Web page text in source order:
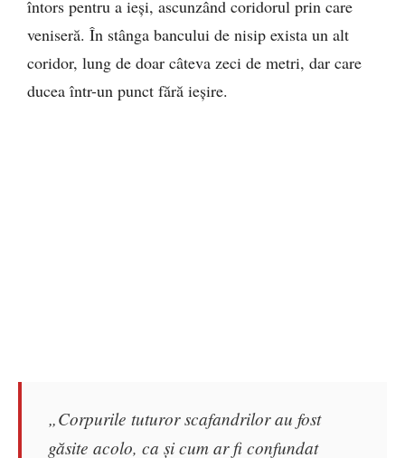
întors pentru a ieși, ascunzând coridorul prin care
veniseră. În stânga bancului de nisip exista un alt
coridor, lung de doar câteva zeci de metri, dar care
ducea într-un punct fără ieșire.
„Corpurile tuturor scafandrilor au fost
găsite acolo, ca și cum ar fi confundat